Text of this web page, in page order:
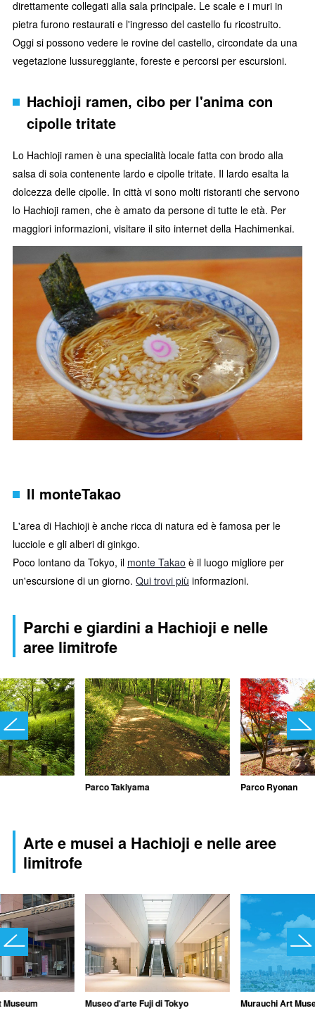
direttamente collegati alla sala principale. Le scale e i muri in
pietra furono restaurati e l'ingresso del castello fu ricostruito.
Oggi si possono vedere le rovine del castello, circondate da una
vegetazione lussureggiante, foreste e percorsi per escursioni.
Hachioji ramen, cibo per l'anima con
cipolle tritate
Lo Hachioji ramen è una specialità locale fatta con brodo alla
salsa di soia contenente lardo e cipolle tritate. Il lardo esalta la
dolcezza delle cipolle. In città vi sono molti ristoranti che servono
lo Hachioji ramen, che è amato da persone di tutte le età. Per
maggiori informazioni, visitare il sito internet della Hachimenkai.
Il monteTakao
L'area di Hachioji è anche ricca di natura ed è famosa per le
lucciole e gli alberi di ginkgo.
Poco lontano da Tokyo, il monte Takao è il luogo migliore per
un'escursione di un giorno. Qui trovi più informazioni.
Parchi e giardini a Hachioji e nelle
aree limitrofe
Parco Takiyama Parco Ryonan
Arte e musei a Hachioji e nelle aree
limitrofe
Museum Museo d'arte Fuji di Tokyo Murauchi Art